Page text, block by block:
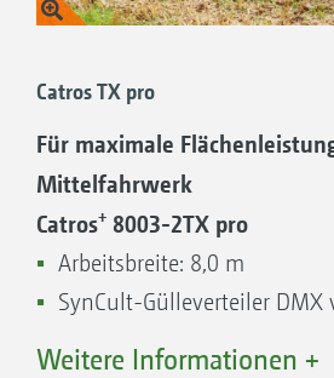
Optimaler Korrosionsschutz
SynCult-Gülleverteiler
Arbeitsbreite: 7,0 m
Vogelsang: DMX 800-32-50
​​​​​​​Auslässe: 28
Catros TX pro
Für maximale
Mittelfahrwerk
Catros+ 8003-2TX pro
Arbeitsbreite: 8,0 m
SynCult-Gülleverteiler DMX
Vogelsang: DMX 800-32-50
Weitere Informationen +